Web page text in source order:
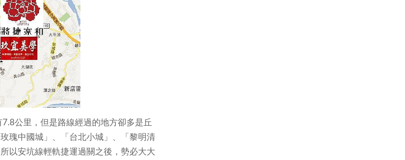
公里，但是路線經過的地方卻多是丘
瑰中國城」、「台北小城」、「黎明清
以安坑線輕軌捷運過關之後，勢必大大